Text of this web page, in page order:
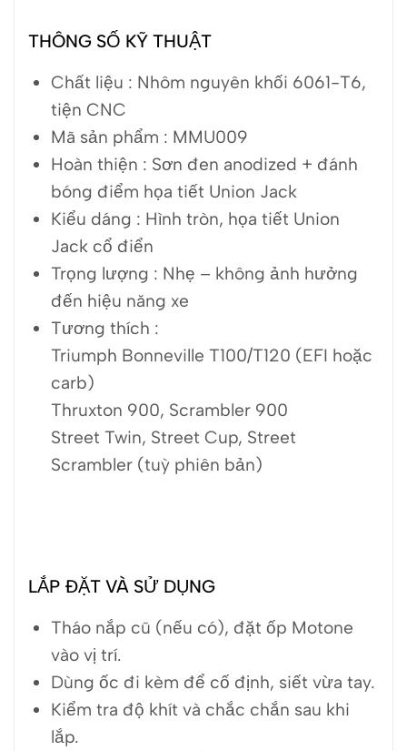
THÔNG SỐ KỸ THUẬT
Chất liệu : Nhôm nguyên khối 6061-T6,
tiện CNC
Mã sản phẩm : MMU009
Hoàn thiện : Sơn đen anodized + đánh
bóng điểm họa tiết Union Jack
Kiểu dáng : Hình tròn, họa tiết Union
Jack cổ điển
Trọng lượng : Nhẹ – không ảnh hưởng
đến hiệu năng xe
Tương thích :
Triumph Bonneville T100/T120 (EFI hoặc
carb)
Thruxton 900, Scrambler 900
Street Twin, Street Cup, Street
Scrambler (tuỳ phiên bản)
LẮP ĐẶT VÀ SỬ DỤNG
Tháo nắp cũ (nếu có), đặt ốp Motone
vào vị trí.
Dùng ốc đi kèm để cố định, siết vừa tay.
Kiểm tra độ khít và chắc chắn sau khi
lắp.